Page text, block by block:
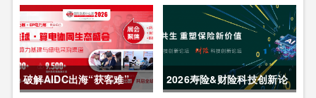
破解AIDC出海“获客难”
2026寿险&财险科技创新论